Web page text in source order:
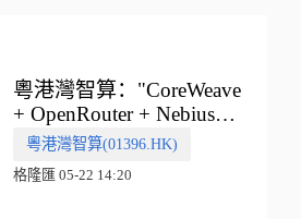
粵港灣智算："CoreWeave
+ OpenRouter + Nebius"
多向融合的中國智算新範
式
粵港灣智算(01396.HK)
格隆匯 05-22 14:20